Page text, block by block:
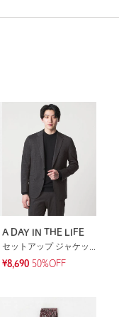
A DAY IN THE LIFE
セットアップ ジャケット
¥8,690 50%OFF